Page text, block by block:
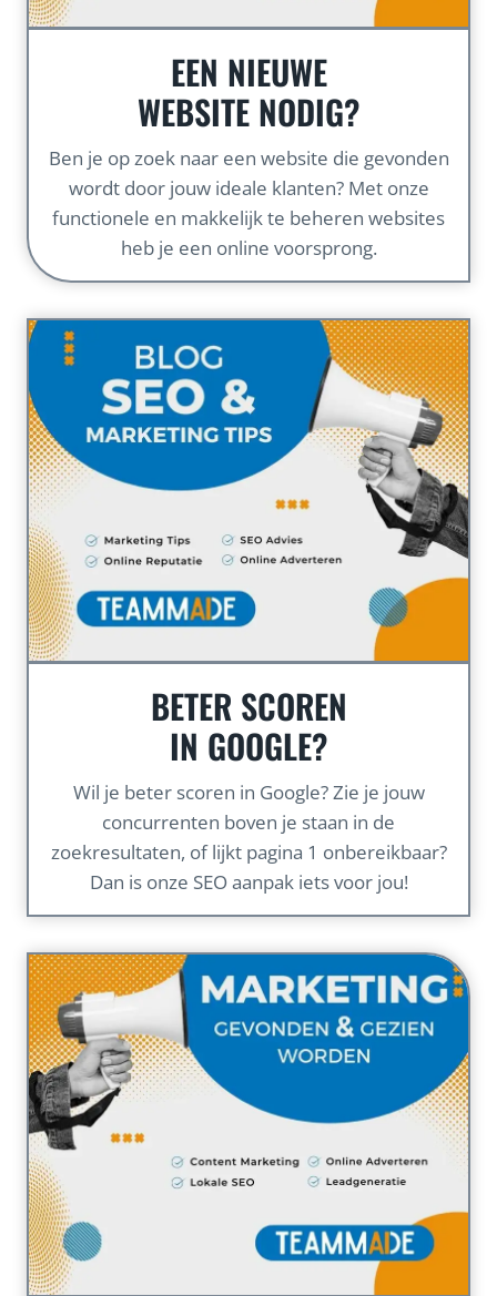
EEN NIEUWE
WEBSITE NODIG?
Ben je op zoek naar een website die gevonden
wordt door jouw ideale klanten? Met onze
functionele en makkelijk te beheren websites
heb je een online voorsprong.
BETER SCOREN
IN GOOGLE?
Wil je beter scoren in Google? Zie je jouw
concurrenten boven je staan in de
zoekresultaten, of lijkt pagina 1 onbereikbaar?
Dan is onze SEO aanpak iets voor jou!